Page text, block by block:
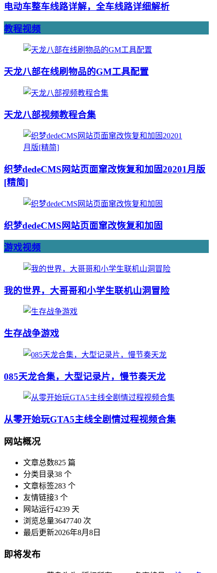
电动车整车线路详解，全车线路详细解析
教程视频
天龙八部在线刷物品的GM工具配置
天龙八部视频教程合集
织梦dedeCMS网站页面窜改恢复和加固20201月版
[精简]
织梦dedeCMS网站页面窜改恢复和加固
游戏视频
我的世界，大哥哥和小学生联机山洞冒险
生存战争游戏
085天龙合集，大型记录片，慢节奏天龙
从零开始玩GTA5主线全剧情过程视频合集
网站概况
文章总数825 篇
分类目录38 个
文章标签283 个
友情链接3 个
网站运行4239 天
浏览总量3647740 次
最后更新2026年8月8日
即将发布